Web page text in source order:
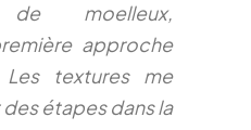
de moelleux,
approche
textures me
étapes dans la